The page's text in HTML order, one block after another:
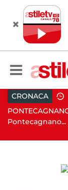
CRONACA
Pontecagnano...